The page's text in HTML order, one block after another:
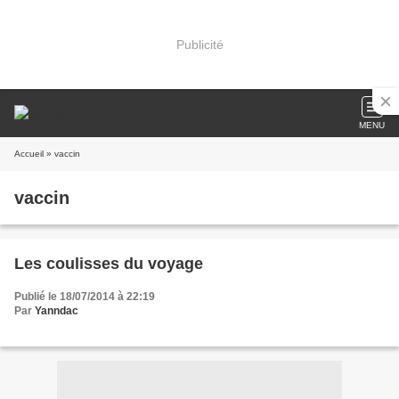
Publicité
MENU
Accueil » vaccin
vaccin
Les coulisses du voyage
Publié le 18/07/2014 à 22:19
Par Yanndac